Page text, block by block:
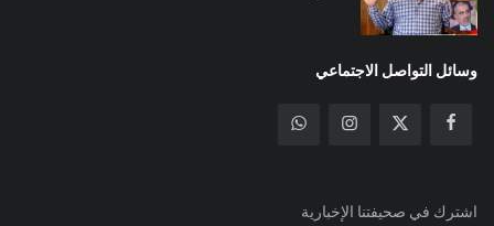
وسائل التواصل الاجتماعي
اشترك في صحيفتنا الإخبارية